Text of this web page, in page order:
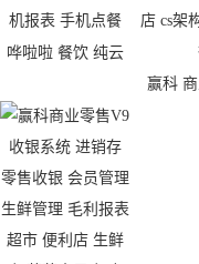
哗啦啦 餐饮 纯云
小型连锁餐饮 功能
强大 外卖 微信会
员 小程序 扫码支
付 微信餐厅 手机
报表 手机点餐
赢科